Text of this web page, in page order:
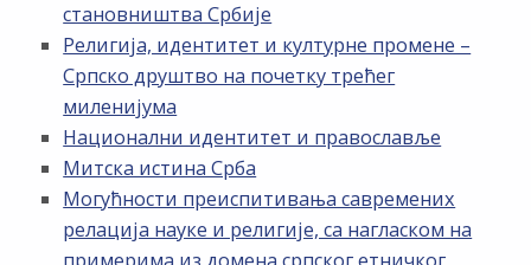
становништва Србије
Религија, идентитет и културне промене –
Српско друштво на почетку трећег
миленијума
Национални идентитет и православље
Митска истина Срба
Могућности преиспитивања савремених
релација науке и религије, са нагласком на